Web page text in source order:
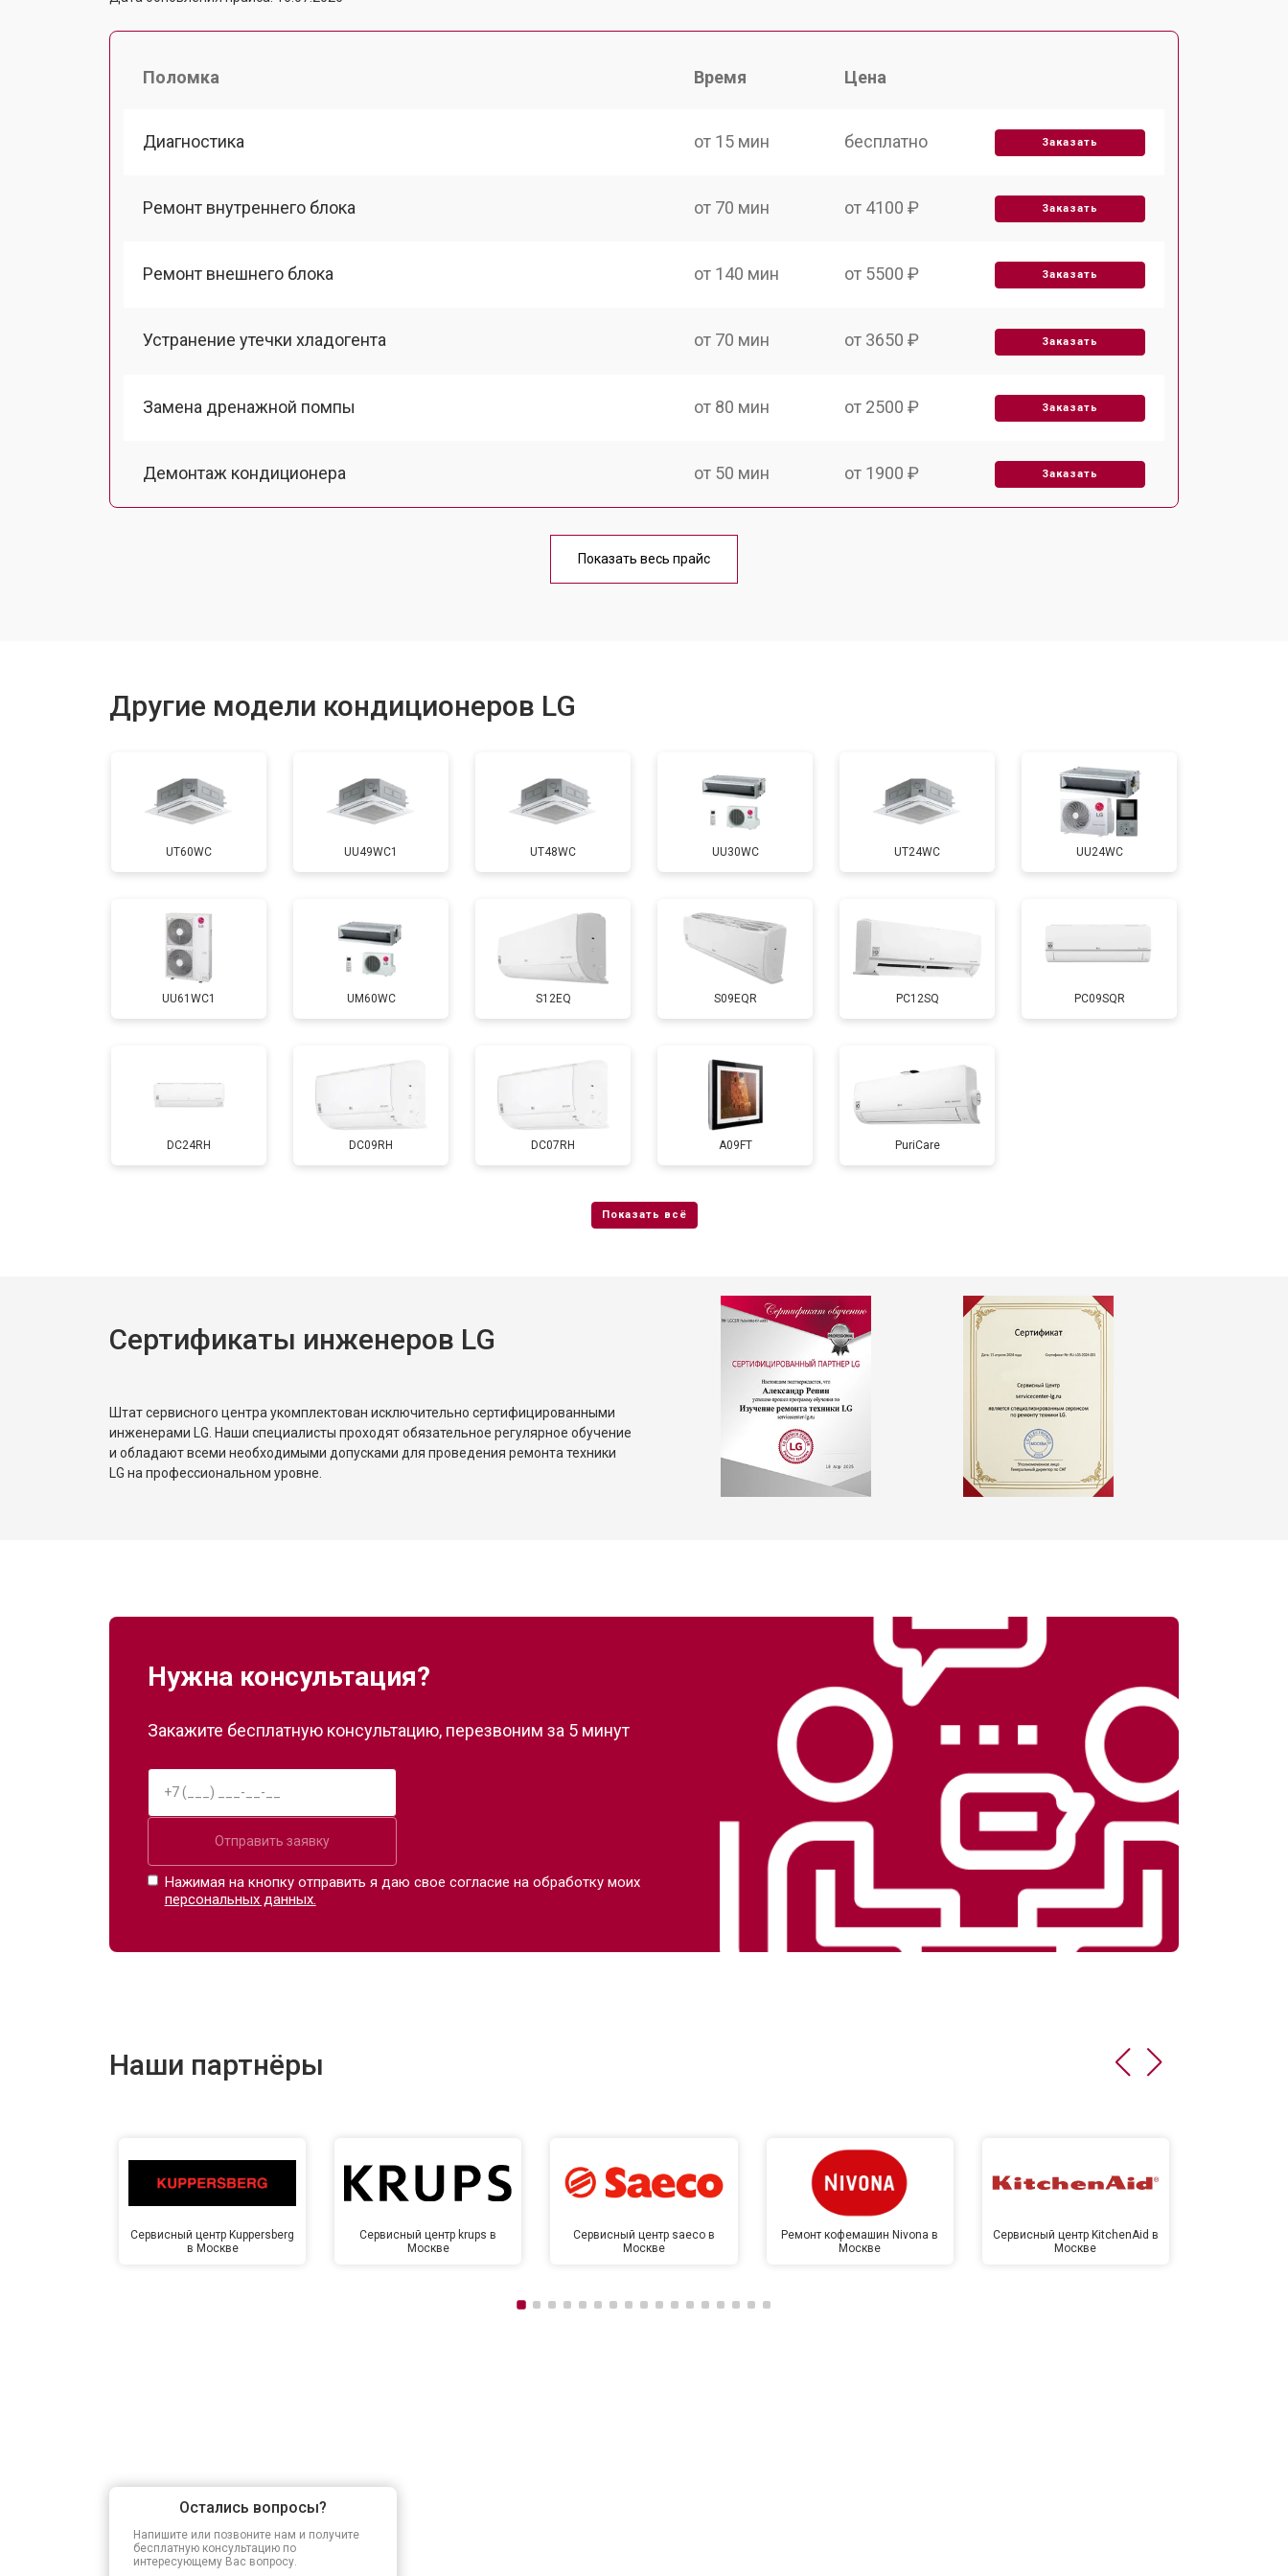
Поломка Время Цена
Диагностика от 15 мин бесплатно Заказать
Ремонт внутреннего блока от 70 мин от 4100 ₽ Заказать
Ремонт внешнего блока от 140 мин от 5500 ₽ Заказать
Устранение утечки хладогента от 70 мин от 3650 ₽ Заказать
Замена дренажной помпы от 80 мин от 2500 ₽ Заказать
Демонтаж кондиционера от 50 мин от 1900 ₽ Заказать
от 80 мин
Показать весь прайс
Другие модели кондиционеров LG
UT60WC UU49WC1 UT48WC UU30WC UT24WC UU24WC
UU61WC1 UM60WC S12EQ S09EQR PC12SQ PC09SQR
DC24RH DC09RH DC07RH A09FT PuriCare
Сертификаты инженеров LG
Штат сервисного центра укомплектован исключительно сертифицированными
инженерами LG. Наши специалисты проходят обязательное регулярное обучение
и обладают всеми необходимыми допусками для проведения ремонта техники
LG на профессиональном уровне.
Нужна консультация?
Закажите бесплатную консультацию, перезвоним за 5 минут
Отправить заявку
Нажимая на кнопку отправить я даю свое согласие на обработку моих
персональных данных.
Наши партнёры
Сервисный центр Kuppersberg
в Москве
Сервисный центр krups в
Москве
Сервисный центр saeco в
Москве
Ремонт кофемашин Nivona в
Москве
Сервисный центр KitchenAid в
Москве
Остались вопросы?
Напишите или позвоните нам и получите
бесплатную консультацию по
интересующему Вас вопросу.